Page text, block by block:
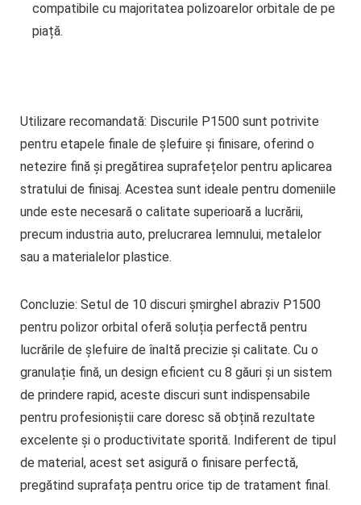
compatibile cu majoritatea polizoarelor orbitale de pe
piață.
Utilizare recomandată: Discurile P1500 sunt potrivite
pentru etapele finale de șlefuire și finisare, oferind o
netezire fină și pregătirea suprafețelor pentru aplicarea
stratului de finisaj. Acestea sunt ideale pentru domeniile
unde este necesară o calitate superioară a lucrării,
precum industria auto, prelucrarea lemnului, metalelor
sau a materialelor plastice.
Concluzie: Setul de 10 discuri șmirghel abraziv P1500
pentru polizor orbital oferă soluția perfectă pentru
lucrările de șlefuire de înaltă precizie și calitate. Cu o
granulație fină, un design eficient cu 8 găuri și un sistem
de prindere rapid, aceste discuri sunt indispensabile
pentru profesioniștii care doresc să obțină rezultate
excelente și o productivitate sporită. Indiferent de tipul
de material, acest set asigură o finisare perfectă,
pregătind suprafața pentru orice tip de tratament final.